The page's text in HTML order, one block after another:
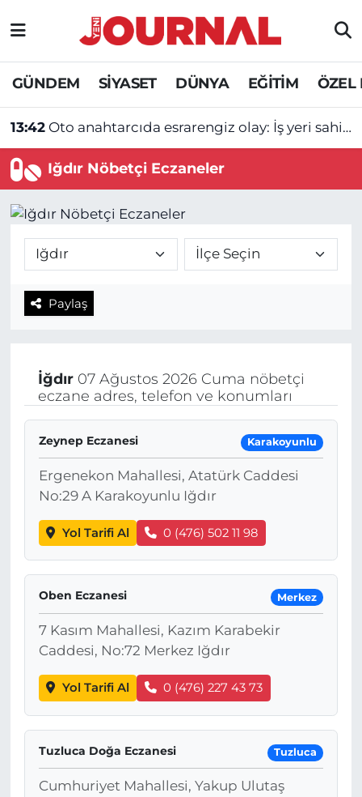
GÜNDEM SİYASET DÜNYA EĞİTİM ÖZEL
13:42 Oto anahtarcıda esrarengiz olay: İş yeri sahibi ve genç kadın ölü bulundu!
Iğdır Nöbetçi Eczaneler
Paylaş
İğdır07 Ağustos 2026 Cuma nöbetçi
eczane adres, telefon ve konumları
Zeynep Eczanesi Karakoyunlu
Ergenekon Mahallesi, Atatürk Caddesi
No:29 A Karakoyunlu Iğdır
Yol Tarifi Al 0 (476) 502 11 98
Oben Eczanesi Merkez
7 Kasım Mahallesi, Kazım Karabekir
Caddesi, No:72 Merkez Iğdır
Yol Tarifi Al 0 (476) 227 43 73
Tuzluca Doğa Eczanesi Tuzluca
Cumhuriyet Mahallesi, Yakup Ulutaş
GÜNDEM
SİYASET
SAĞLIK
DÜNYA
ÖZEL HABER
Nöbetçi Eczaneler
Hava Durumu
Trafik Durumu
Süper Lig Puan Durumu ve Fikstür
Tüm Manşetler
Son Dakika Haberleri
Haber Arşivi